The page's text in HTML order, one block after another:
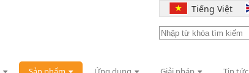
Tiếng Việt